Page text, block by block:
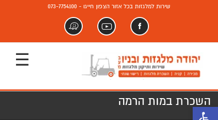
פתח סרגל נגישות
שירות למלגזות בכל אזור הצפון חייגו - 073-7754100
פייסבוקיוטיובוויז
השכרת במות הרמה